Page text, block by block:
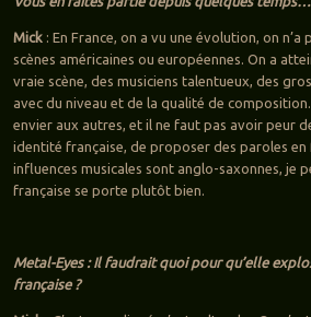
Mick: En France, on a vu une évolution, on n’a
scènes américaines ou européennes. On a
vraie scène, des musiciens talentueux, des
avec du niveau et de la qualité de
envier aux autres, et il ne faut pas avoir peur
identité française, de proposer des paroles en
influences musicales sont anglo-saxonnes, je
française se porte plutôt bien.
Metal-Eyes : Il faudrait quoi pour qu’elle
française ?